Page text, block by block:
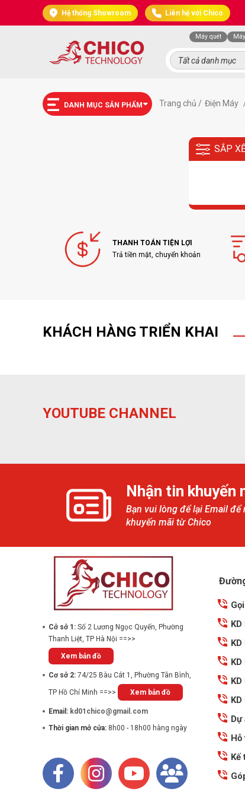
Hệ thống Showroom Liên hệ với Chico
Máy quét
Tất cả danh mục
DANH MỤC SẢN PHẨM Trang chủ / Điện Máy
SẮP
THANH TOÁN TIỆN LỢI
Trả tiền mặt, chuyển khoản
KHÁCH HÀNG TRIỂN KHAI
YOUTUBE CHANNEL
Nhận tin khuyến
Bạn vui lòng để lại Email để
khuyến mãi từ Chico
Cở sở 1: Số 2 Lương Ngọc Quyến, Phường
Thanh Liệt, TP Hà Nội ==>>
Xem bản đồ
Cơ sở 2: 74/25 Bàu Cát 1, Phường Tân Bình,
TP Hồ Chí Minh ==>> Xem bản đồ
Email: kd01chico@gmail.com
Thời gian mở cửa: 8h00 - 18h00 hàng ngày
Dự
Hỗ
Kế